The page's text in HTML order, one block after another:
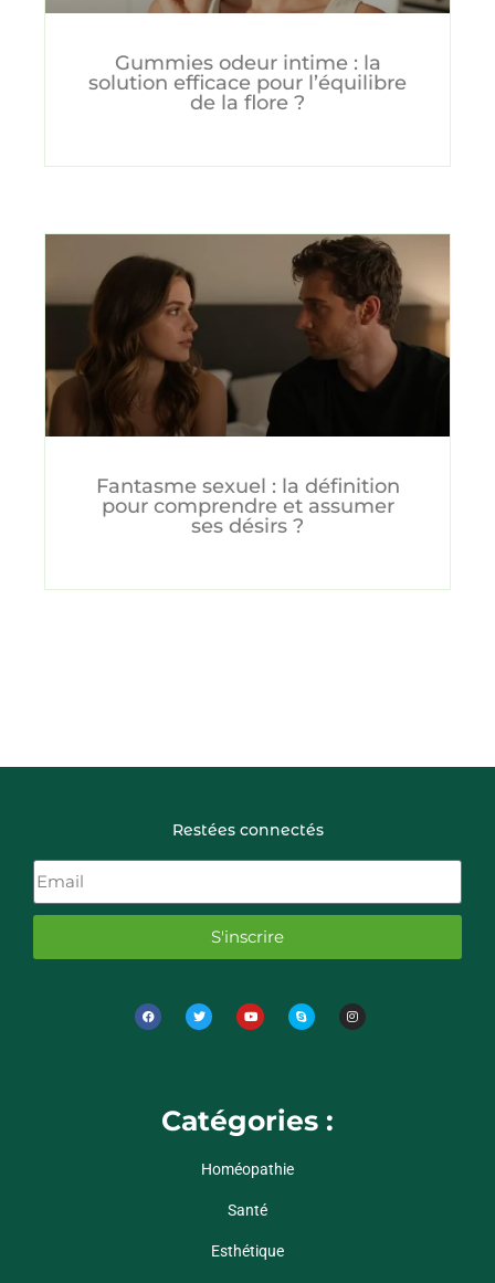
Gummies odeur intime : la
solution efficace pour l’équilibre
de la flore ?
Fantasme sexuel : la définition
pour comprendre et assumer
ses désirs ?
Restées connectés
S'inscrire
Catégories :
Homéopathie
Santé
Esthétique